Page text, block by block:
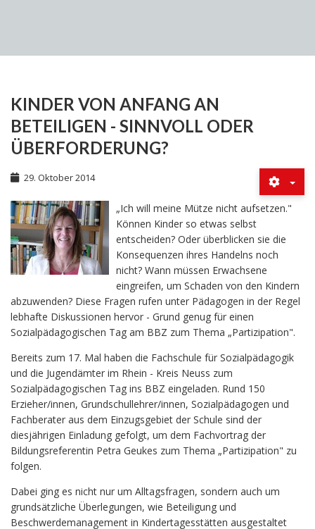
KINDER VON ANFANG AN
BETEILIGEN - SINNVOLL ODER
ÜBERFORDERUNG?
29. Oktober 2014
„Ich will meine Mütze nicht aufsetzen."
Können Kinder so etwas selbst
entscheiden? Oder überblicken sie die
Konsequenzen ihres Handelns noch
nicht? Wann müssen Erwachsene
eingreifen, um Schaden von den Kindern
abzuwenden? Diese Fragen rufen unter Pädagogen in der Regel
lebhafte Diskussionen hervor - Grund genug für einen
Sozialpädagogischen Tag am BBZ zum Thema „Partizipation".
Bereits zum 17. Mal haben die Fachschule für Sozialpädagogik
und die Jugendämter im Rhein - Kreis Neuss zum
Sozialpädagogischen Tag ins BBZ eingeladen. Rund 150
Erzieher/innen, Grundschullehrer/innen, Sozialpädagogen und
Fachberater aus dem Einzugsgebiet der Schule sind der
diesjährigen Einladung gefolgt, um dem Fachvortrag der
Bildungsreferentin Petra Geukes zum Thema „Partizipation" zu
folgen.
Dabei ging es nicht nur um Alltagsfragen, sondern auch um
grundsätzliche Überlegungen, wie Beteiligung und
Beschwerdemanagement in Kindertagesstätten ausgestaltet